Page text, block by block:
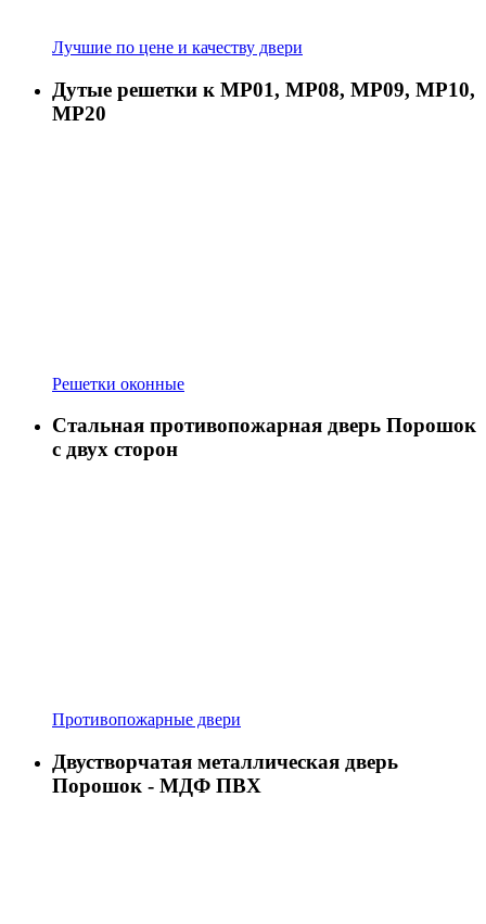
Лучшие по цене и качеству двери
Дутые решетки к МР01, МР08, МР09, МР10,
МР20
Решетки оконные
Стальная противопожарная дверь Порошок
с двух сторон
Противопожарные двери
Двустворчатая металлическая дверь
Порошок - МДФ ПВХ